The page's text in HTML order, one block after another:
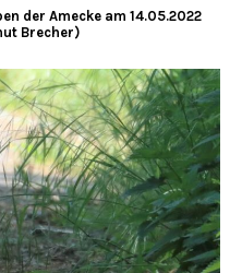
der Amecke am 14.05.2022
Brecher)